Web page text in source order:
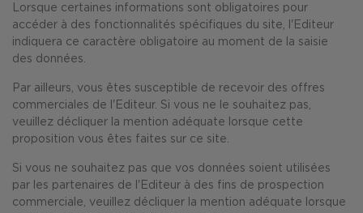
Lorsque certaines informations sont obligatoires pour
accéder à des fonctionnalités spécifiques du site, l'Editeur
indiquera ce caractère obligatoire au moment de la saisie
des données.
Par ailleurs, vous êtes susceptible de recevoir des offres
commerciales de l'Editeur. Si vous ne le souhaitez pas,
veuillez décliquer la mention adéquate lorsque cette
proposition vous êtes faites sur ce site.
Si vous ne souhaitez pas que vos données soient utilisées
par les partenaires de l'Editeur à des fins de prospection
commerciale, veuillez décliquer la mention adéquate lorsque